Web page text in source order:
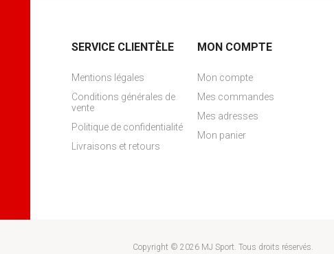
SERVICE CLIENTÈLE
Mentions légales
Conditions générales de
vente
Politique de confidentialité
Livraisons et retours
MON COMPTE
Mon compte
Mes commandes
Mes adresses
Mon panier
Copyright © 2026 MJ Sport. Tous droits réservés.